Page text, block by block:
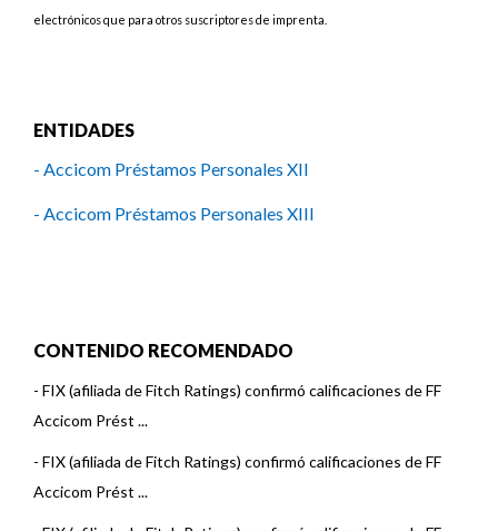
electrónicos que para otros suscriptores de imprenta.
ENTIDADES
- Accicom Préstamos Personales XII
- Accicom Préstamos Personales XIII
CONTENIDO RECOMENDADO
- FIX (afiliada de Fitch Ratings) confirmó calificaciones de FF
Accicom Prést ...
- FIX (afiliada de Fitch Ratings) confirmó calificaciones de FF
Accicom Prést ...